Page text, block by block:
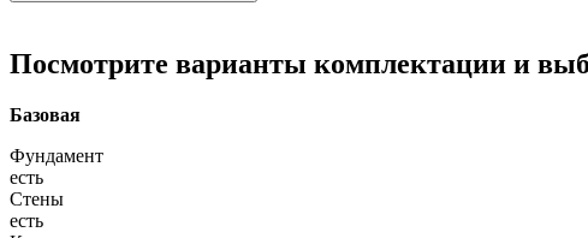
Посмотрите варианты комплектации и
Базовая
Фундамент
есть
Стены
есть